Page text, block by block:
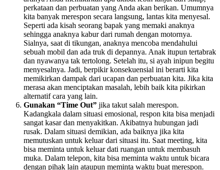
perkataan dan perbuatan yang Anda akan berikan. Umumnya
kita banyak merespon secara langsung, lantas kita menyesal.
Seperti ada kisah seorang bapak yang memaki anaknya
sehingga anaknya kabur dari rumah dengan motornya.
Sialnya, saat di tikungan, anaknya mencoba mendahului
sebuah mobil dan ada truk di depannya. Anak itupun tertabrak
dan nyawanya tak tertolong. Setelah itu, si ayah inipun begitu
menyesalnya. Jadi, berpikir konsekuensial ini berarti kita
memikirkan dampak dari ucapan dan perbuatan kita. Jika kita
merasa akan menciptakan masalah, lebih baik kita pikirkan
alternatif cara yang lain.
Gunakan “Time Out” jika takut salah merespon.
Kadangkala dalam situasi emosional, respon kita bisa menjadi
sangat kasar dan menyakitkan. Akibatnya hubungan jadi
rusak. Dalam situasi demikian, ada baiknya jika kita
memutuskan untuk keluar dari situasi itu. Saat meeting, kita
bisa meminta untuk keluar dati ruangan untuk membasuh
muka. Dalam telepon, kita bisa meminta waktu untuk bicara
dengan pihak lain ataupun meminta waktu buat merespon.